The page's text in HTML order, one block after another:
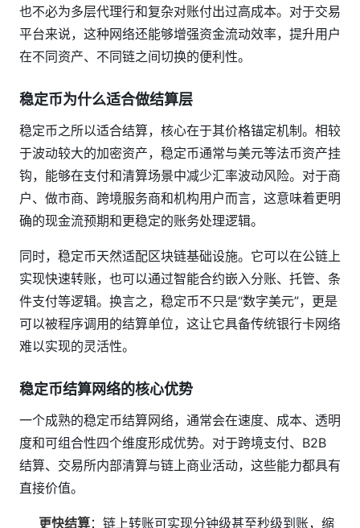
也不必为多层代理行和复杂对账付出过高成本。对于交易
平台来说，这种网络还能够增强资金流动效率，提升用户
在不同资产、不同链之间切换的便利性。
稳定币为什么适合做结算层
稳定币之所以适合结算，核心在于其价格锚定机制。相较
于波动较大的加密资产，稳定币通常与美元等法币资产挂
钩，能够在支付和清算场景中减少汇率波动风险。对于商
户、做市商、跨境服务商和机构用户而言，这意味着更明
确的现金流预期和更稳定的账务处理逻辑。
同时，稳定币天然适配区块链基础设施。它可以在公链上
实现快速转账，也可以通过智能合约嵌入分账、托管、条
件支付等逻辑。换言之，稳定币不只是“数字美元”，更是
可以被程序调用的结算单位，这让它具备传统银行卡网络
难以实现的灵活性。
稳定币结算网络的核心优势
一个成熟的稳定币结算网络，通常会在速度、成本、透明
度和可组合性四个维度形成优势。对于跨境支付、B2B
结算、交易所内部清算与链上商业活动，这些能力都具有
直接价值。
更快结算：链上转账可实现分钟级甚至秒级到账，缩